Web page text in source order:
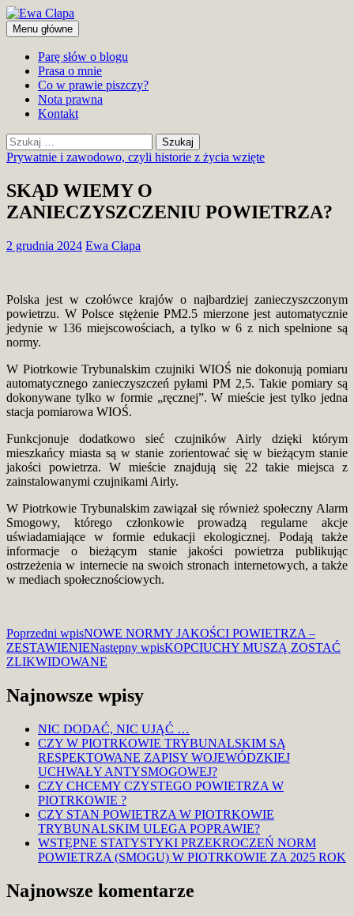
Przejdź
do
treściEwa Cłapa
Szukaj
Menu główne
Parę słów o blogu
Prasa o mnie
Co w prawie piszczy?
Nota prawna
Kontakt
Szukaj:
Prywatnie i zawodowo, czyli historie z życia wzięte
SKĄD WIEMY O
ZANIECZYSZCZENIU POWIETRZA?
2 grudnia 2024 Ewa Cłapa
Polska jest w czołówce krajów o najbardziej zanieczyszczonym
powietrzu. W Polsce stężenie PM2.5 mierzone jest automatycznie
jedynie w 136 miejscowościach, a tylko w 6 z nich spełnione są
normy.
W Piotrkowie Trybunalskim czujniki WIOŚ nie dokonują pomiaru
automatycznego zanieczyszczeń pyłami PM 2,5. Takie pomiary są
dokonywane tylko w formie „ręcznej”. W mieście jest tylko jedna
stacja pomiarowa WIOŚ.
Funkcjonuje dodatkowo sieć czujników Airly dzięki którym
mieszkańcy miasta są w stanie zorientować się w bieżącym stanie
jakości powietrza. W mieście znajdują się 22 takie miejsca z
zainstalowanymi czujnikami Airly.
W Piotrkowie Trybunalskim zawiązał się również społeczny Alarm
Smogowy, którego członkowie prowadzą regularne akcje
uświadamiające w formie edukacji ekologicznej. Podają także
informacje o bieżącym stanie jakości powietrza publikując
ostrzeżenia w internecie na swoich stronach internetowych, a także
w mediach społecznościowych.
Nawigacja
wpisu
Poprzedni wpisNOWE NORMY JAKOŚCI POWIETRZA –
ZESTAWIENIENastępny wpisKOPCIUCHY MUSZĄ ZOSTAĆ
ZLIKWIDOWANE
Najnowsze wpisy
NIC DODAĆ, NIC UJĄĆ …
CZY W PIOTRKOWIE TRYBUNALSKIM SĄ
RESPEKTOWANE ZAPISY WOJEWÓDZKIEJ
UCHWAŁY ANTYSMOGOWEJ?
CZY CHCEMY CZYSTEGO POWIETRZA W
PIOTRKOWIE ?
CZY STAN POWIETRZA W PIOTRKOWIE
TRYBUNALSKIM ULEGA POPRAWIE?
WSTĘPNE STATYSTYKI PRZEKROCZEŃ NORM
POWIETRZA (SMOGU) W PIOTRKOWIE ZA 2025 ROK
Najnowsze komentarze